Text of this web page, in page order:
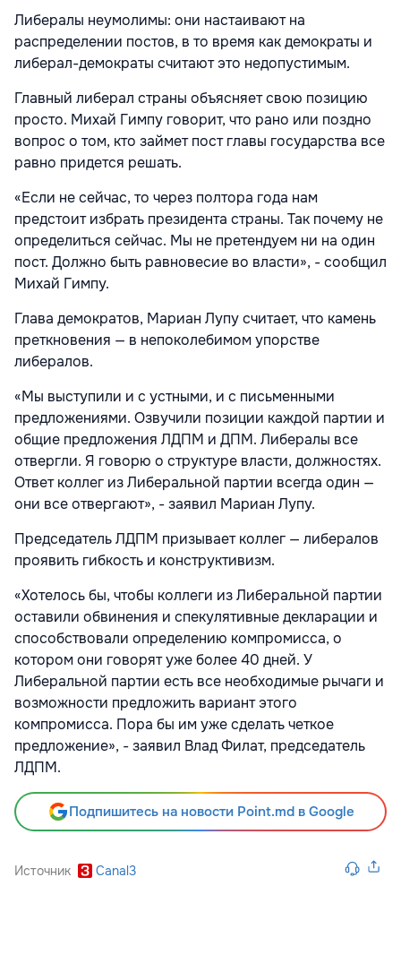
Либералы неумолимы: они настаивают на
распределении постов, в то время как демократы и
либерал-демократы считают это недопустимым.
Главный либерал страны объясняет свою позицию
просто. Михай Гимпу говорит, что рано или поздно
вопрос о том, кто займет пост главы государства все
равно придется решать.
«Если не сейчас, то через полтора года нам
предстоит избрать президента страны. Так почему не
определиться сейчас. Мы не претендуем ни на один
пост. Должно быть равновесие во власти», - сообщил
Михай Гимпу.
Глава демократов, Мариан Лупу считает, что камень
преткновения — в непоколебимом упорстве
либералов.
«Мы выступили и с устными, и с письменными
предложениями. Озвучили позиции каждой партии и
общие предложения ЛДПМ и ДПМ. Либералы все
отвергли. Я говорю о структуре власти, должностях.
Ответ коллег из Либеральной партии всегда один —
они все отвергают», - заявил Мариан Лупу.
Председатель ЛДПМ призывает коллег — либералов
проявить гибкость и конструктивизм.
«Хотелось бы, чтобы коллеги из Либеральной партии
оставили обвинения и спекулятивные декларации и
способствовали определению компромисса, о
котором они говорят уже более 40 дней. У
Либеральной партии есть все необходимые рычаги и
возможности предложить вариант этого
компромисса. Пора бы им уже сделать четкое
предложение», - заявил Влад Филат, председатель
ЛДПМ.
Подпишитесь на новости Point.md в Google
Источник Canal3